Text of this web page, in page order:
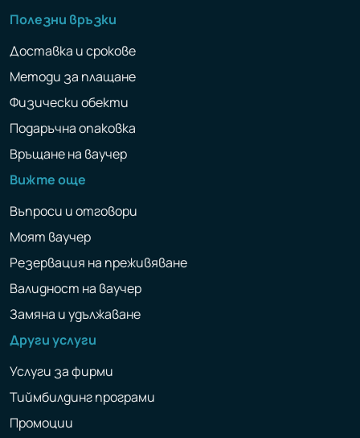
Полезни връзки
Доставка и срокове
Методи за плащане
Физически обекти
Подаръчна опаковка
Връщане на ваучер
Вижте още
Въпроси и отговори
Моят ваучер
Резервация на преживяване
Валидност на ваучер
Замяна и удължаване
Други услуги
Услуги за фирми
Тиймбилдинг програми
Промоции